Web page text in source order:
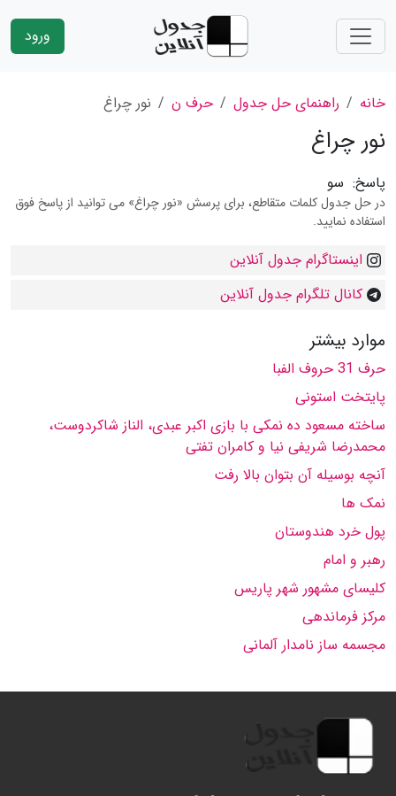
ورود
خانه راهنمای حل جدول حرف ن نور چراغ
نور چراغ
پاسخ: سو
در حل جدول کلمات متقاطع، برای پرسش «نور چراغ» می توانید از پاسخ فوق
استفاده نمایید.
اینستاگرام جدول آنلاین
کانال تلگرام جدول آنلاین
موارد بیشتر
حرف 31 حروف الفبا
پایتخت استونی
ساخته مسعود ده نمكى با بازى اكبر عبدى، الناز شاكردوست،
محمدرضا شریفى نیا و كامران تفتى
آنچه بوسیله آن بتوان بالا رفت
نمک ها
پول خرد هندوستان
رهبر و امام
کلیسای مشهور شهر پاریس
مرکز فرماندهی
مجسمه ساز نامدار آلمانی